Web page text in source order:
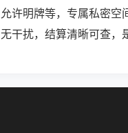
允许明牌等，专属私密空
无干扰，结算清晰可查，